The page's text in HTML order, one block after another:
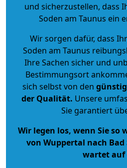
und sicherzustellen, dass
Soden am Taunus ein
Wir sorgen dafür, dass
Soden am Taunus
Ihre Sachen sicher und
Bestimmungsort
sich selbst von den
der Qualität. Unsere
Sie garantiert
Wir legen los, wenn Sie so
von Wuppertal nach Bad
wartet auf